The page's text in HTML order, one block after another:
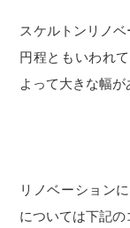
スケルトンリノ
円程ともいわれ
よって大きな幅が
リノベーション
については下記の